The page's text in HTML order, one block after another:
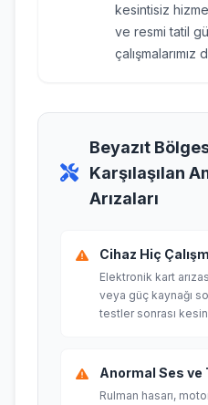
kesintisiz
ve resmi tatil
Beyazıt
Karşılaşılan
Arızaları
Cihaz Hiç
Elektronik kart
veya güç kaynağı
testler sonrası
Anormal Ses ve
Rulman hasarı,